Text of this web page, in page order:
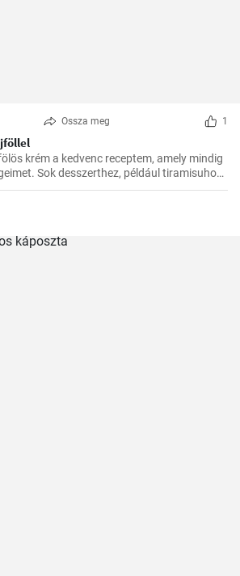
Ossza meg 1
krém a kedvenc receptem, amely mindig
Sok desszerthez, például tiramisuhoz
is remekül illik.